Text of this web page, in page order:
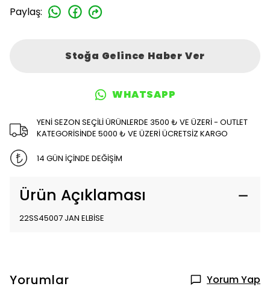
Paylaş:
Stoğa Gelince Haber Ver
WHATSAPP
YENİ SEZON SEÇİLİ ÜRÜNLERDE 3500 ₺ VE ÜZERİ - OUTLET
KATEGORİSİNDE 5000 ₺ VE ÜZERİ ÜCRETSİZ KARGO
14 GÜN İÇİNDE DEĞİŞİM
Ürün Açıklaması
22SS45007 JAN ELBİSE
Yorumlar Yorum Yap